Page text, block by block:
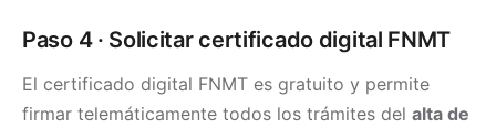
Paso 4 · Solicitar certificado digital FNMT
El certificado digital FNMT es gratuito y permite
firmar telemáticamente todos los trámites del alta de